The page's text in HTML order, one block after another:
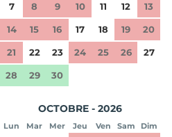
7 8 9 10 11 12 13
14 15 16 17 18 19 20
21 22 23 24 25 26 27
28 29 30
OCTOBRE - 2026
Lun Mar Mer Jeu Ven Sam Dim